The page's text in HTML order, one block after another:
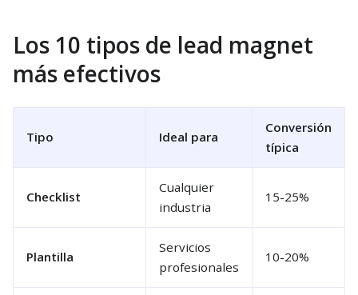
Los 10 tipos de lead magnet
más efectivos
Tipo Ideal para
Conversión
típica
Checklist
Cualquier
industria
15-25%
Plantilla
Servicios
profesionales
10-20%